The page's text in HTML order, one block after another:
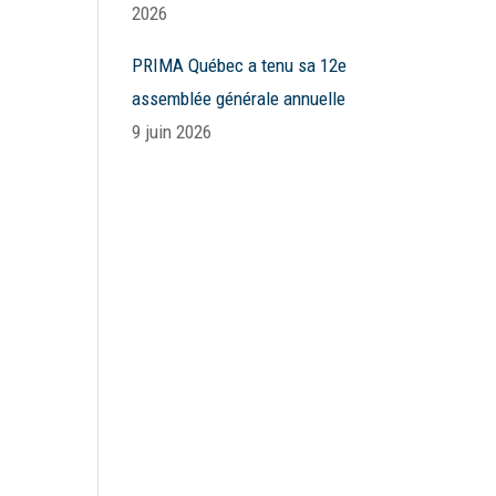
2026
PRIMA Québec a tenu sa 12e
assemblée générale annuelle
9 juin 2026